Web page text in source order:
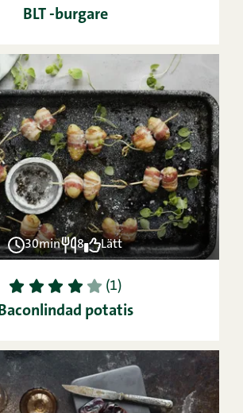
BLT -burgare
30min 8 Lätt
1 2 3 4 5 (1)
Baconlindad potatis